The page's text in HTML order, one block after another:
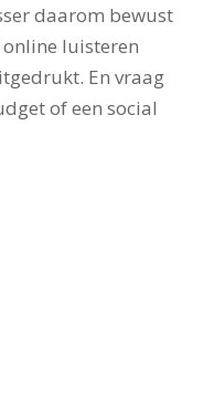
daarom bewust
online luisteren
En vraag
of een social